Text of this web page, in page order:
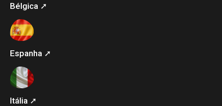
Bélgica ➚
Espanha ➚
Itália ➚